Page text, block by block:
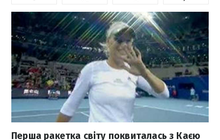
Перша ракетка світу поквиталась з Каєю